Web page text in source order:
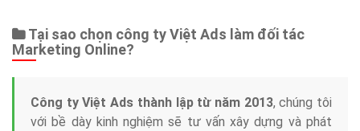
Tại sao chọn công ty Việt Ads làm đối tác
Marketing Online?
Công ty Việt Ads thành lập từ năm 2013, chúng tôi
với bề dày kinh nghiệm sẽ tư vấn xây dựng và phát